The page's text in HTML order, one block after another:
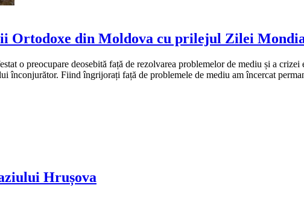
Ortodoxe din Moldova cu prilejul Zilei
o preocupare deosebită față de rezolvarea problemelor de mediu și a
înconjurător. Fiind îngrijorați față de problemele de mediu am încercat
Hrușova